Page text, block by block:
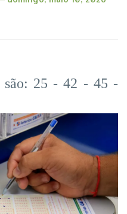
são: 25 - 42 - 45 -